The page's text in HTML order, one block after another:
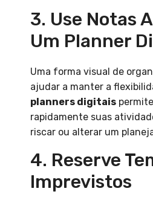
3. Use Notas
Um Planner
Uma forma visual de
ajudar a manter a
planners digitais
rapidamente suas
riscar ou alterar um
4. Reserve
Imprevistos